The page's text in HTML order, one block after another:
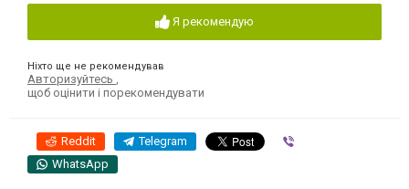
Я рекомендую
Ніхто ще не рекомендував
Авторизуйтесь ,
щоб оцінити і порекомендувати
Reddit Telegram
WhatsApp